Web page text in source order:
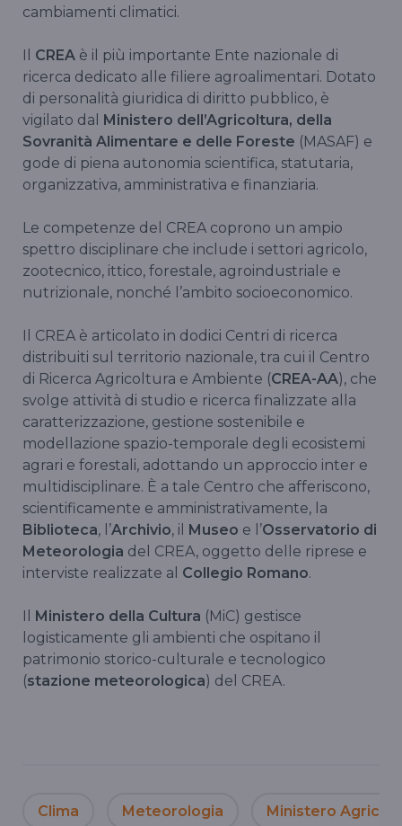
cambiamenti climatici.
Il CREA è il più importante Ente nazionale di
ricerca dedicato alle filiere agroalimentari. Dotato
di personalità giuridica di diritto pubblico, è
vigilato dal Ministero dell’Agricoltura, della
Sovranità Alimentare e delle Foreste (MASAF) e
gode di piena autonomia scientifica, statutaria,
organizzativa, amministrativa e finanziaria.
Le competenze del CREA coprono un ampio
spettro disciplinare che include i settori agricolo,
zootecnico, ittico, forestale, agroindustriale e
nutrizionale, nonché l’ambito socioeconomico.
Il CREA è articolato in dodici Centri di ricerca
distribuiti sul territorio nazionale, tra cui il Centro
di Ricerca Agricoltura e Ambiente (CREA-AA), che
svolge attività di studio e ricerca finalizzate alla
caratterizzazione, gestione sostenibile e
modellazione spazio-temporale degli ecosistemi
agrari e forestali, adottando un approccio inter e
multidisciplinare. È a tale Centro che afferiscono,
scientificamente e amministrativamente, la
Biblioteca, l’Archivio, il Museo e l’Osservatorio di
Meteorologia del CREA, oggetto delle riprese e
interviste realizzate al Collegio Romano.
Il Ministero della Cultura (MiC) gestisce
logisticamente gli ambienti che ospitano il
patrimonio storico-culturale e tecnologico
(stazione meteorologica) del CREA.
Clima Meteorologia Ministero